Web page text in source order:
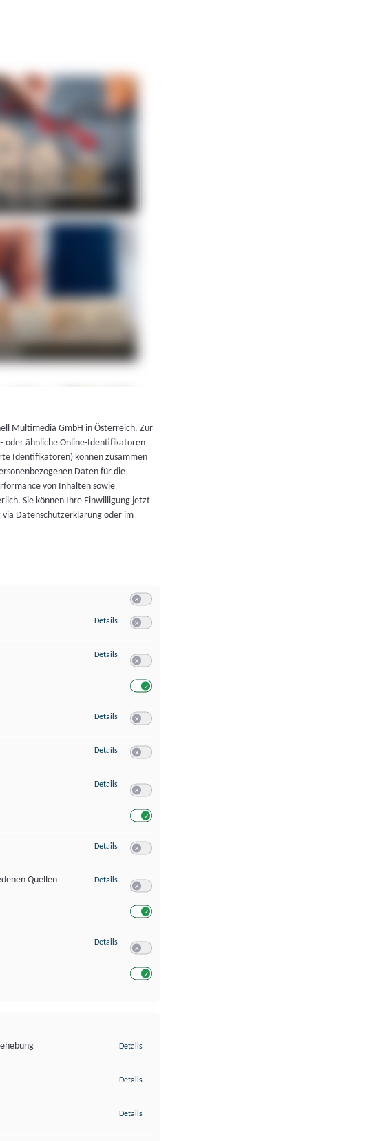
Multimedia GmbH in Österreich. Zur
oder ähnliche Online-Identifikatoren
Identifikatoren) können zusammen
Daten für die
von Inhalten sowie
Sie können Ihre Einwilligung jetzt
Datenschutzerklärung oder im
Details zu Speichern von oder Zugriff auf Informationen auf einem Endgerät
Details zu Verwendung reduzierter Daten zur Auswahl von Werbeanzeigen
Details zu Erstellung von Profilen für personalisierte Werbung
Details zu Verwendung von Profilen zur Auswahl personalisierter Werbung
Details zu Messung der Werbeleistung
Details zu Messung der Performance von Inhalten
Quellen
Details zu Analyse von Zielgruppen durch Statistiken oder Kombinationen von
Details zu Entwicklung und Verbesserung der Angebote
Details
Details
Details